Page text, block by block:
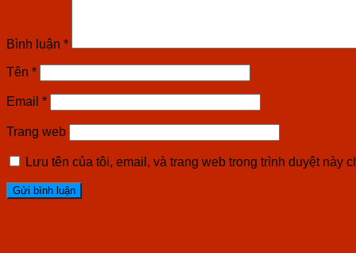
Bình luận *
Tên *
Email *
Trang web
Lưu tên của tôi, email, và trang web trong trình duyệt này